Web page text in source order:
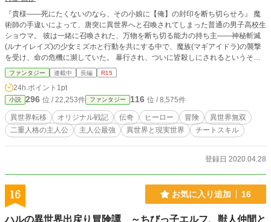
『貴様――死にたくないのなら、その小娘に【俺】の封印を断ち切らせろ』 魔
術師の手違いによって、唐突に異世界へと召喚されてしまった普通の男子高校生
ショウマ。 彼は一緒に召喚された、万物を断ち切る能力の持ち主――神秘斬滅
(ルナイレイズ)の少女ミズホと行動を共にする中で、魔族(マギアイドラ)の襲撃
を受け、命の危機に瀕していた。 暴行され、ついに皆殺しにされるというその
間際、彼は頭の中から覇王を名乗る声を聞いた。 断ち切れと言われた、覇王の
封印――それは知らぬ間に彼に宿り、手足に喰い込んでいた、神秘斬滅の少女に
のみ断ち切れるという枷。 覇王を名乗る彼の声に導かれるように、少年は己が
右手を差し出し、少女はその手首を縛る封印の枷を断ち切った。 そして、彼の
中の覇王は覚醒める。 桁違いの力で襲いくる魔族を瞬殺し、金色の瞳を瞬か
せ、彼はこう言い放っていた。 「最強の覇王である俺に軽々しく触れるなど、
万死に値する――！」 覇王を宿す少年と、その封印を解き放つ少女の、魔族に
ファンタジー 連載中 長編 R15
24h.ポイント 1pt
小説 296 位 / 22,253件 ファンタジー 116 位 / 8,575件
異世界転移 オリジナル戦記 伝奇 ヒーロー 冒険
異世界無双
二重人格の主人公
主人公最強 異世界と現実世界 チートスキル
登録日 2020.04.28
16 お気に入り追加 16
ハルの異世界出戻り冒険譚 ～ちびっ子エルフ、獣人仲間と